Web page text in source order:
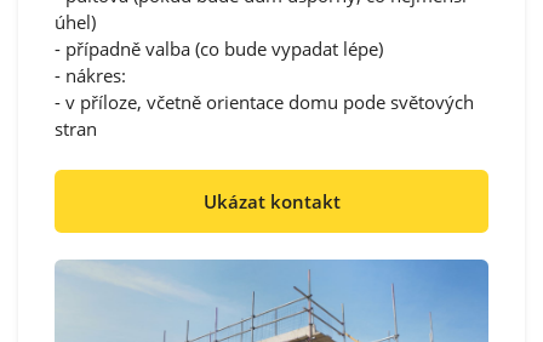
úhel)
- případně valba (co bude vypadat lépe)
- nákres:
- v příloze, včetně orientace domu pode světových
stran
Ukázat kontakt